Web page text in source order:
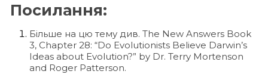
Посилання:
Більше на цю тему див. The New Answers Book
3, Chapter 28: “Do Evolutionists Believe Darwin’s
Ideas about Evolution?” by Dr. Terry Mortenson
and Roger Patterson.